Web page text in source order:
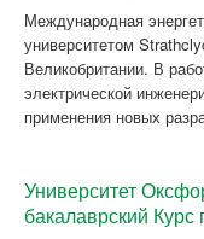
Международная
университетом
Великобритании. В
электрической
применения новых
Университет
бакалаврский